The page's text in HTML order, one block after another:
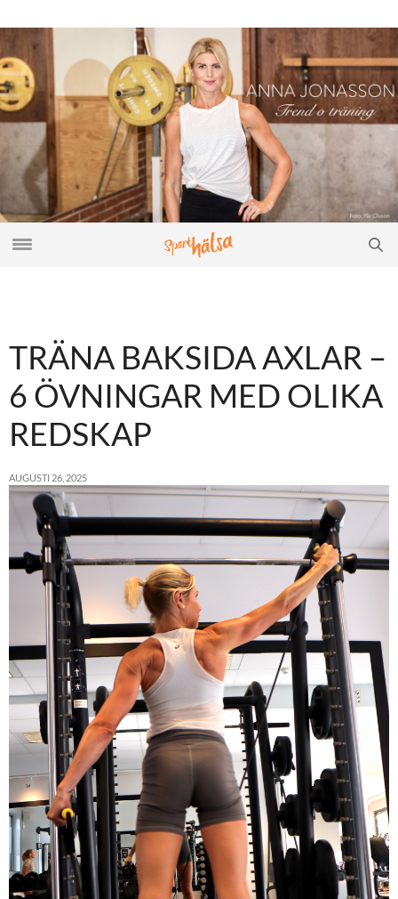
TRÄNA BAKSIDA AXLAR –
6 ÖVNINGAR MED OLIKA
REDSKAP
AUGUSTI 26, 2025